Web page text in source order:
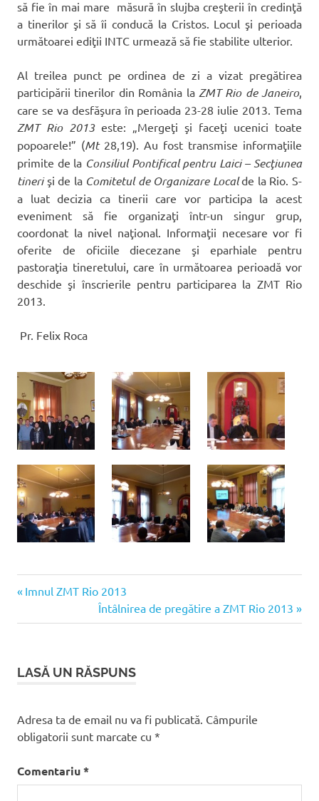
să fie în mai mare măsură în slujba creşterii în credinţă
a tinerilor şi să îi conducă la Cristos. Locul şi perioada
următoarei ediţii INTC urmează să fie stabilite ulterior.
Al treilea punct pe ordinea de zi a vizat pregătirea
participării tinerilor din România la ZMT Rio de Janeiro,
care se va desfăşura în perioada 23-28 iulie 2013. Tema
ZMT Rio 2013este: „Mergeţi şi faceţi ucenici toate
popoarele!” (Mt28,19). Au fost transmise informaţiile
primite de la Consiliul Pontifical pentru Laici – Secţiunea
tinerişi de la Comitetul de Organizare Localde la Rio. S-
a luat decizia ca tinerii care vor participa la acest
eveniment să fie organizaţi într-un singur grup,
coordonat la nivel naţional. Informaţii necesare vor fi
oferite de oficiile diecezane şi eparhiale pentru
pastoraţia tineretului, care în următoarea perioadă vor
deschide şi înscrierile pentru participarea la ZMT Rio
2013.
Pr. Felix Roca
Navigare
în
Articolul
Imnul ZMT Rio 2013
Articolul
următor:
Întâlnirea de pregătire a ZMT Rio 2013
LASĂ UN RĂSPUNS
Adresa ta de email nu va fi publicată. Câmpurile
obligatorii sunt marcate cu *
Comentariu*